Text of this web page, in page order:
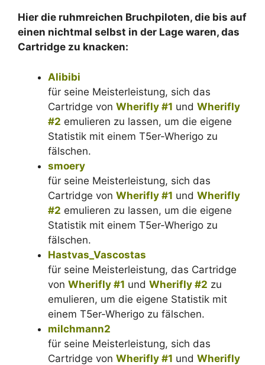
Hier die ruhmreichen Bruchpiloten, die bis auf
einen nichtmal selbst in der Lage waren, das
Cartridge zu knacken:
Alibibi
für seine Meisterleistung, sich das
Cartridge von Wherifly #1 und Wherifly
#2 emulieren zu lassen, um die eigene
Statistik mit einem T5er-Wherigo zu
fälschen.
smoery
für seine Meisterleistung, sich das
Cartridge von Wherifly #1 und Wherifly
#2 emulieren zu lassen, um die eigene
Statistik mit einem T5er-Wherigo zu
fälschen.
Hastvas_Vascostas
für seine Meisterleistung, das Cartridge
von Wherifly #1 und Wherifly #2 zu
emulieren, um die eigene Statistik mit
einem T5er-Wherigo zu fälschen.
milchmann2
für seine Meisterleistung, sich das
Cartridge von Wherifly #1 und Wherifly